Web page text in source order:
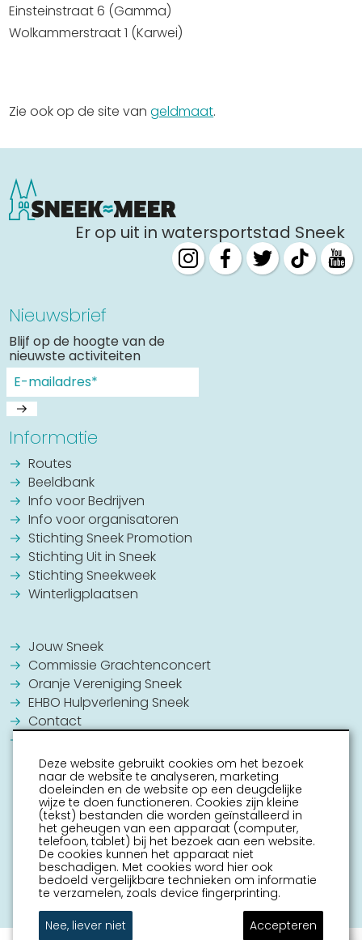
Winkelen in Sneek
Bootverhuur
Einsteinstraat 6 (Gamma)
Wolkammerstraat 1 (Karwei)
Zie ook op de site vangeldmaat.
Er op uit in watersportstad Sneek
Nieuwsbrief
Blijf op de hoogte van de
nieuwste activiteiten
Informatie
Routes
Beeldbank
Info voor Bedrijven
Info voor organisatoren
Stichting Sneek Promotion
Stichting Uit in Sneek
Stichting Sneekweek
Winterligplaatsen
Jouw Sneek
Commissie Grachtenconcert
Oranje Vereniging Sneek
EHBO Hulpverlening Sneek
Contact
Deze website gebruikt cookies om het bezoek
naar de website te analyseren, marketing
doeleinden en de website op een deugdelijke
wijze te doen functioneren. Cookies zijn kleine
(tekst) bestanden die worden geïnstalleerd in
het geheugen van een apparaat (computer,
telefoon, tablet) bij het bezoek aan een website.
De cookies kunnen het apparaat niet
beschadigen. Met cookies word hier ook
bedoeld vergelijkbare technieken om informatie
te verzamelen, zoals device fingerprinting.
Nee, liever niet
Accepteren